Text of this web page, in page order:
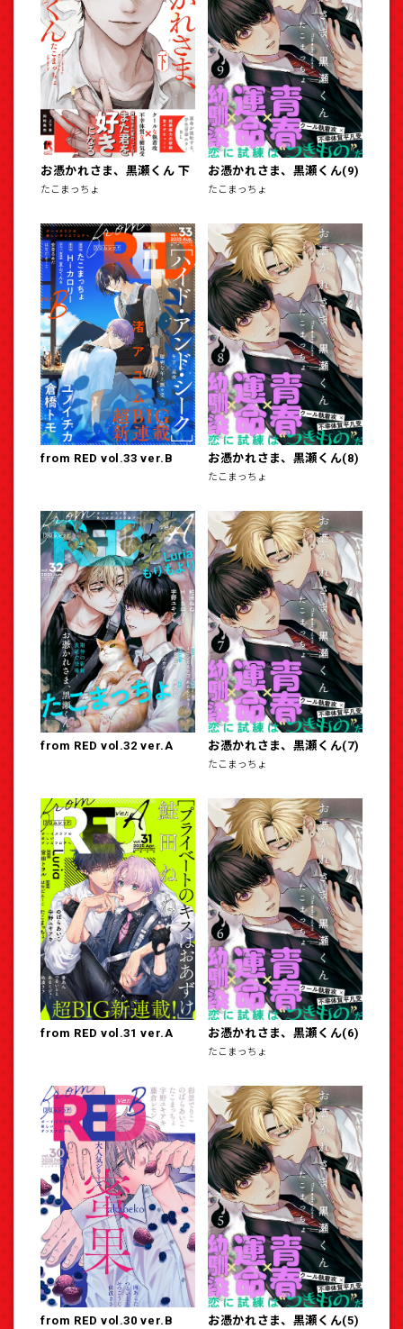
お憑かれさま、黒瀬くん 下
たこまっちょ
お憑かれさま、黒瀬くん(9)
たこまっちょ
from RED vol.33 ver.B お憑かれさま、黒瀬くん(8)
たこまっちょ
from RED vol.32 ver.A お憑かれさま、黒瀬くん(7)
たこまっちょ
from RED vol.31 ver.A お憑かれさま、黒瀬くん(6)
たこまっちょ
from RED vol.30 ver.B お憑かれさま、黒瀬くん(5)